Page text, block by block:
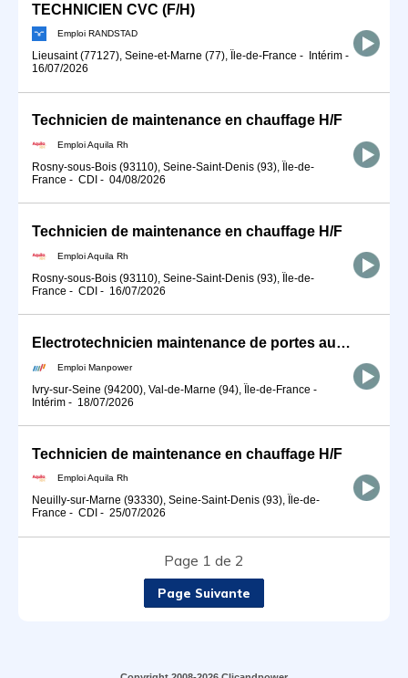
TECHNICIEN CVC (F/H)
Emploi RANDSTAD
Lieusaint (77127), Seine-et-Marne (77), Île-de-France - Intérim -
16/07/2026
Technicien de maintenance en chauffage H/F
Emploi Aquila Rh
Rosny-sous-Bois (93110), Seine-Saint-Denis (93), Île-de-
France - CDI - 04/08/2026
Technicien de maintenance en chauffage H/F
Emploi Aquila Rh
Rosny-sous-Bois (93110), Seine-Saint-Denis (93), Île-de-
France - CDI - 16/07/2026
Electrotechnicien maintenance de portes automatiques (H/F)
Emploi Manpower
Ivry-sur-Seine (94200), Val-de-Marne (94), Île-de-France -
Intérim - 18/07/2026
Technicien de maintenance en chauffage H/F
Emploi Aquila Rh
Neuilly-sur-Marne (93330), Seine-Saint-Denis (93), Île-de-
France - CDI - 25/07/2026
Page 1 de 2
Page Suivante